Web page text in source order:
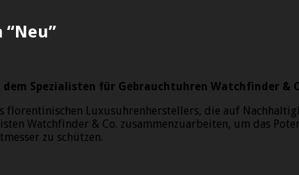
Spezialisten für Gebrauchtuhren Watchfinder &
Luxusuhrenherstellers, die auf
Watchfinder & Co. zusammenzuarbeiten, um das
zu schützen.